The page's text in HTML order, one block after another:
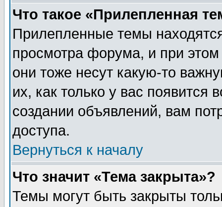
Что такое «Прилепленная
Прилепленные темы
просмотра форума, и при
они тоже несут какую-то
их, как только у вас появится
создании объявлений, вам
доступа.
Вернуться к началу
Что значит «Тема закрыта»?
Темы могут быть закрыты